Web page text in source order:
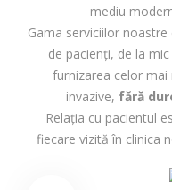
mediu
Gama serviciilor
de pacienți, de la
furnizarea celor
invazive, fără
Relația cu pacientul
fiecare vizită în clinica